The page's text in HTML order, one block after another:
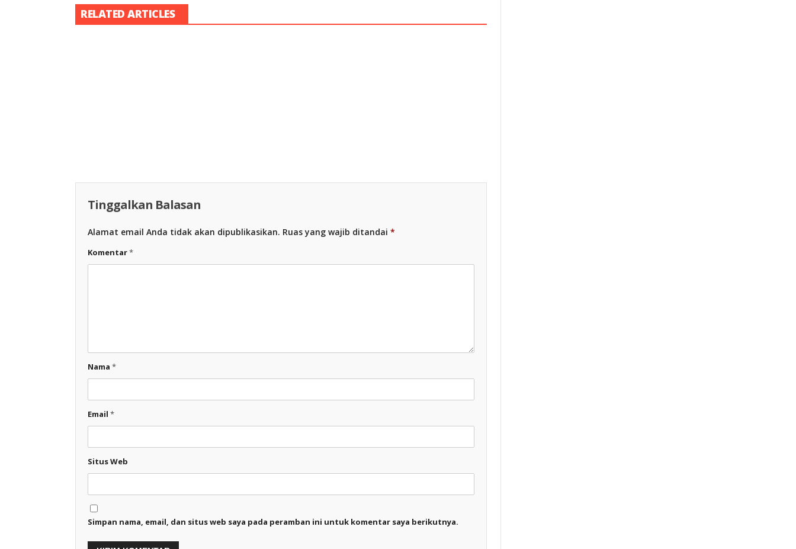
RELATED ARTICLES
Tinggalkan Balasan
Alamat email Anda tidak akan dipublikasikan. Ruas yang wajib ditandai *
Komentar*
Nama *
Email *
Situs Web
Simpan nama, email, dan situs web saya pada peramban ini untuk komentar saya berikutnya.